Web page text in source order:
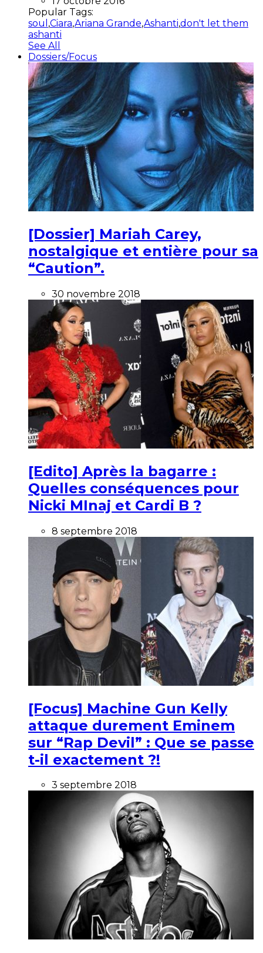
Popular Tags:
soul ,Ciara,Ariana Grande,Ashanti,don't let them
ashanti
See All
Dossiers/Focus
[Dossier] Mariah Carey,
nostalgique et entière pour sa
“Caution”.
30 novembre 2018
[Edito] Après la bagarre :
Quelles conséquences pour
Nicki MInaj et Cardi B ?
8 septembre 2018
[Focus] Machine Gun Kelly
attaque durement Eminem
sur “Rap Devil” : Que se passe
t-il exactement ?!
3 septembre 2018